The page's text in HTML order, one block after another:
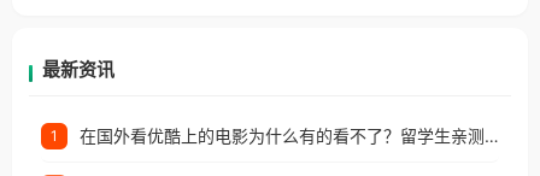
最新资讯
1 在国外看优酷上的电影为什么有的看不了？留学生亲测有效的回国加速方案